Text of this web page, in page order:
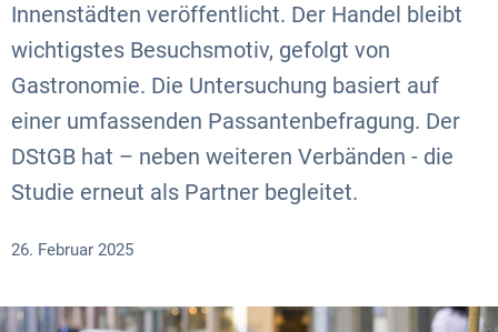
Innenstädten veröffentlicht. Der Handel bleibt
wichtigstes Besuchsmotiv, gefolgt von
Gastronomie. Die Untersuchung basiert auf
einer umfassenden Passantenbefragung. Der
DStGB hat – neben weiteren Verbänden - die
Studie erneut als Partner begleitet.
26. Februar 2025